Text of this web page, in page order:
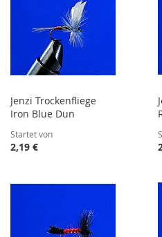
Jenzi Trockenfliege
Iron Blue Dun
Startet von
2,19 €